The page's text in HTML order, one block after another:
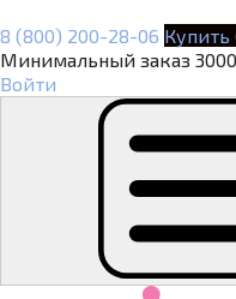
8 (800) 200-28-06
Минимальный заказ
Войти